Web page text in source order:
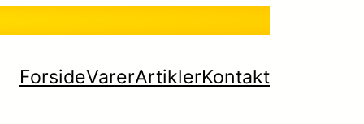
ForsideVarerArtiklerKontakt